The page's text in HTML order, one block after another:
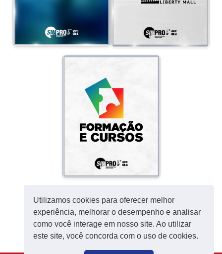
Utilizamos cookies para oferecer melhor
experiência, melhorar o desempenho e analisar
como você interage em nosso site. Ao utilizar
este site, você concorda com o uso de cookies.